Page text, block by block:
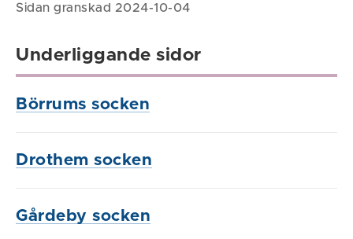
Sidan granskad 2024-10-04
Underliggande sidor
Börrums socken
Drothem socken
Gårdeby socken